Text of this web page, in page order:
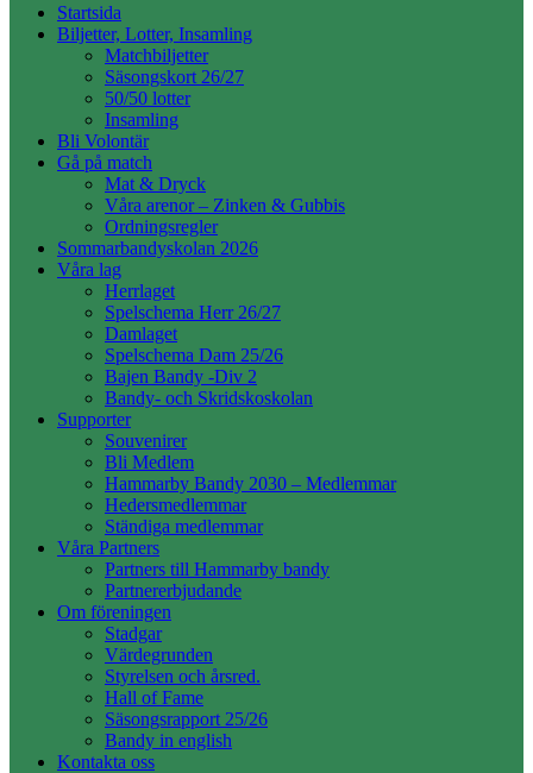
Startsida
Biljetter, Lotter, Insamling
Matchbiljetter
Säsongskort 26/27
50/50 lotter
Insamling
Bli Volontär
Gå på match
Mat & Dryck
Våra arenor – Zinken & Gubbis
Ordningsregler
Sommarbandyskolan 2026
Våra lag
Herrlaget
Spelschema Herr 26/27
Damlaget
Spelschema Dam 25/26
Bajen Bandy -Div 2
Bandy- och Skridskoskolan
Supporter
Souvenirer
Bli Medlem
Hammarby Bandy 2030 – Medlemmar
Hedersmedlemmar
Ständiga medlemmar
Våra Partners
Partners till Hammarby bandy
Partnererbjudande
Om föreningen
Stadgar
Värdegrunden
Styrelsen och årsred.
Hall of Fame
Säsongsrapport 25/26
Bandy in english
Kontakta oss